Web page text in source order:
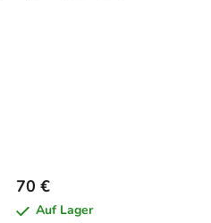
70 €
Auf Lager